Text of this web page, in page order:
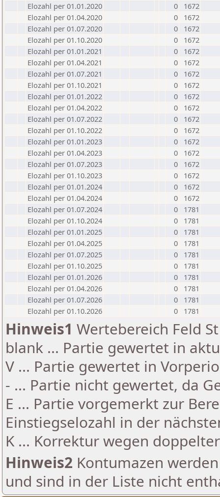
Elozahl per 01.01.2020
0
1672
Elozahl per 01.04.2020
0
1672
Elozahl per 01.07.2020
0
1672
Elozahl per 01.10.2020
0
1672
Elozahl per 01.01.2021
0
1672
Elozahl per 01.04.2021
0
1672
Elozahl per 01.07.2021
0
1672
Elozahl per 01.10.2021
0
1672
Elozahl per 01.01.2022
0
1672
Elozahl per 01.04.2022
0
1672
Elozahl per 01.07.2022
0
1672
Elozahl per 01.10.2022
0
1672
Elozahl per 01.01.2023
0
1672
Elozahl per 01.04.2023
0
1672
Elozahl per 01.07.2023
0
1672
Elozahl per 01.10.2023
0
1672
Elozahl per 01.01.2024
0
1672
Elozahl per 01.04.2024
0
1672
Elozahl per 01.07.2024
0
1781
Elozahl per 01.10.2024
0
1781
Elozahl per 01.01.2025
0
1781
Elozahl per 01.04.2025
0
1781
Elozahl per 01.07.2025
0
1781
Elozahl per 01.10.2025
0
1781
Elozahl per 01.01.2026
0
1781
Elozahl per 01.04.2026
0
1781
Elozahl per 01.07.2026
0
1781
Elozahl per 01.10.2026
0 1781
Hinweis1 Wertebereich Feld
blank ... Partie gewertet in
V ... Partie gewertet in
- ... Partie nicht gewertet, da
E ... Partie vorgemerkt zur
Einstiegselozahl in der
K ... Korrektur wegen
Hinweis2 Kontumazen
und sind in der Liste nicht